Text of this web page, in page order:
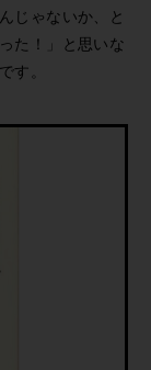
じゃないか、と
た！」と思いな
す。